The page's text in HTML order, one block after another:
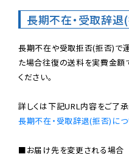
長期不在・受取辞退
長期不在や受取拒否(拒否)で
た場合往復の送料を実費金額
ください。
長期不在・受取辞退(拒否)につ